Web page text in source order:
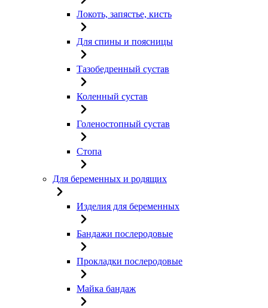
Локоть, запястье, кисть
Для спины и поясницы
Тазобедренный сустав
Коленный сустав
Голеностопный сустав
Стопа
Для беременных и родящих
Изделия для беременных
Бандажи послеродовые
Прокладки послеродовые
Майка бандаж